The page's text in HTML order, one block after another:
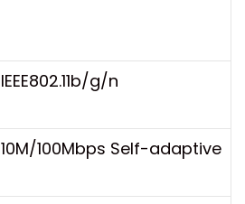
IEEE802.11b/g/n
10M/100Mbps Self-adaptive